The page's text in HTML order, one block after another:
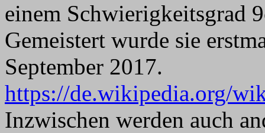
einem Schwierigkeitsgrad
Gemeistert wurde sie
September 2017.
https://de.wikipedia.org/
Inzwischen werden auch